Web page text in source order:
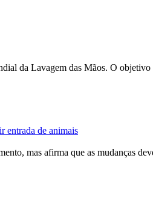
da Lavagem das Mãos. O objetivo
entrada de animais
mas afirma que as mudanças